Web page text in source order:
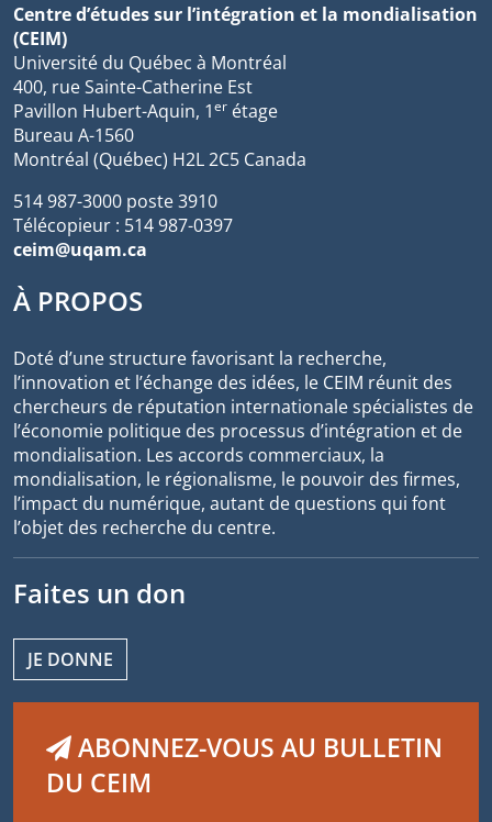
Centre d’études sur l’intégration et la mondialisation
(CEIM)
Université du Québec à Montréal
400, rue Sainte-Catherine Est
Pavillon Hubert-Aquin, 1er étage
Bureau A-1560
Montréal (Québec) H2L 2C5 Canada
514 987-3000 poste 3910
Télécopieur : 514 987-0397
ceim@uqam.ca
À PROPOS
Doté d’une structure favorisant la recherche,
l’innovation et l’échange des idées, le CEIM réunit des
chercheurs de réputation internationale spécialistes de
l’économie politique des processus d’intégration et de
mondialisation. Les accords commerciaux, la
mondialisation, le régionalisme, le pouvoir des firmes,
l’impact du numérique, autant de questions qui font
l’objet des recherche du centre.
Faites un don
JE DONNE
ABONNEZ-VOUS AU BULLETIN
DU CEIM